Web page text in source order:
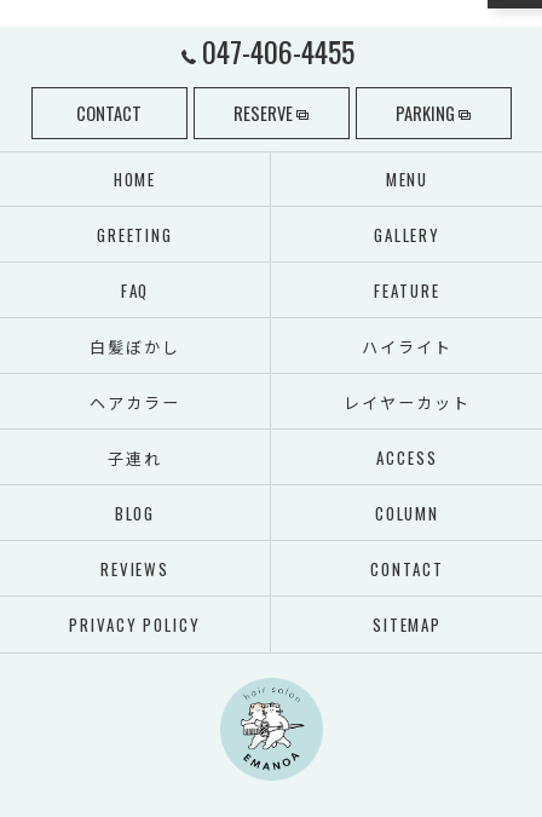
047-406-4455
CONTACT RESERVE PARKING
HOME MENU
GREETING GALLERY
FAQ FEATURE
白髪ぼかし ハイライト
ヘアカラー レイヤーカット
子連れ ACCESS
BLOG COLUMN
REVIEWS CONTACT
PRIVACY POLICY SITEMAP